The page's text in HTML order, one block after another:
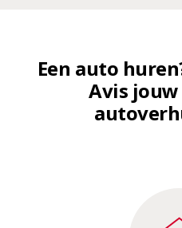
Een auto
Avis